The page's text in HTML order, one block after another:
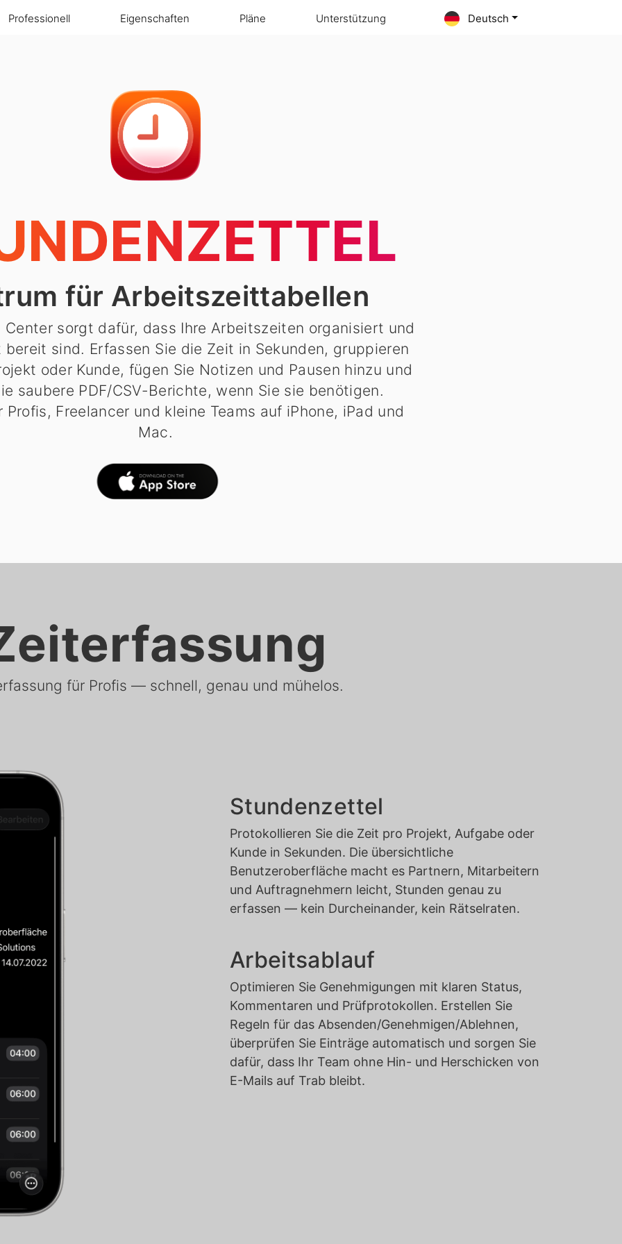
Professionell Eigenschaften Pläne Unterstützung Deutsch
für Arbeitszeittabellen
Center sorgt dafür, dass Ihre Arbeitszeiten organisiert und
sind. Erfassen Sie die Zeit in Sekunden, gruppieren
oder Kunde, fügen Sie Notizen und Pausen hinzu und
saubere PDF/CSV-Berichte, wenn Sie sie benötigen.
Freelancer und kleine Teams auf iPhone, iPad und
Mac.
für Profis — schnell, genau und mühelos.
Stundenzettel
Protokollieren Sie die Zeit pro Projekt, Aufgabe oder
Kunde in Sekunden. Die übersichtliche
Benutzeroberfläche macht es Partnern, Mitarbeitern
und Auftragnehmern leicht, Stunden genau zu
erfassen — kein Durcheinander, kein Rätselraten.
Arbeitsablauf
Optimieren Sie Genehmigungen mit klaren Status,
Kommentaren und Prüfprotokollen. Erstellen Sie
Regeln für das Absenden/Genehmigen/Ablehnen,
überprüfen Sie Einträge automatisch und sorgen Sie
dafür, dass Ihr Team ohne Hin- und Herschicken von
E-Mails auf Trab bleibt.